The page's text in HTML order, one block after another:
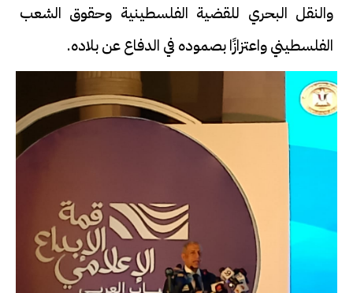
والنقل البحري للقضية الفلسطينية وحقوق الشعب
الفلسطيني واعتزازًا بصموده في الدفاع عن بلاده.